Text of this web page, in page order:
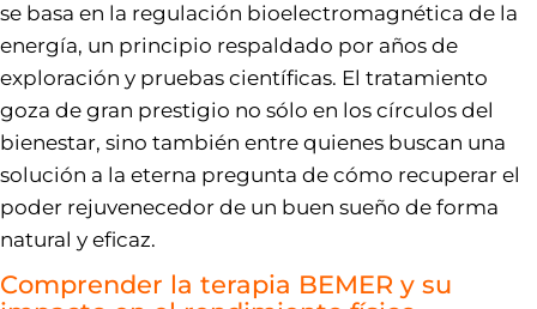
se basa en la regulación bioelectromagnética de la
energía, un principio respaldado por años de
exploración y pruebas científicas. El tratamiento
goza de gran prestigio no sólo en los círculos del
bienestar, sino también entre quienes buscan una
solución a la eterna pregunta de cómo recuperar el
poder rejuvenecedor de un buen sueño de forma
natural y eficaz.
Comprender la terapia BEMER y su